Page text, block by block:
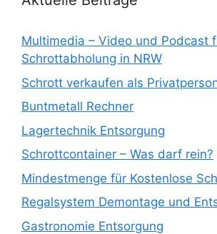
Multimedia – Video und Podcast
Schrottabholung in NRW
Schrott verkaufen als
Buntmetall Rechner
Lagertechnik Entsorgung
Schrottcontainer – Was darf rein?
Mindestmenge für Kostenlose
Regalsystem Demontage und
Gastronomie Entsorgung